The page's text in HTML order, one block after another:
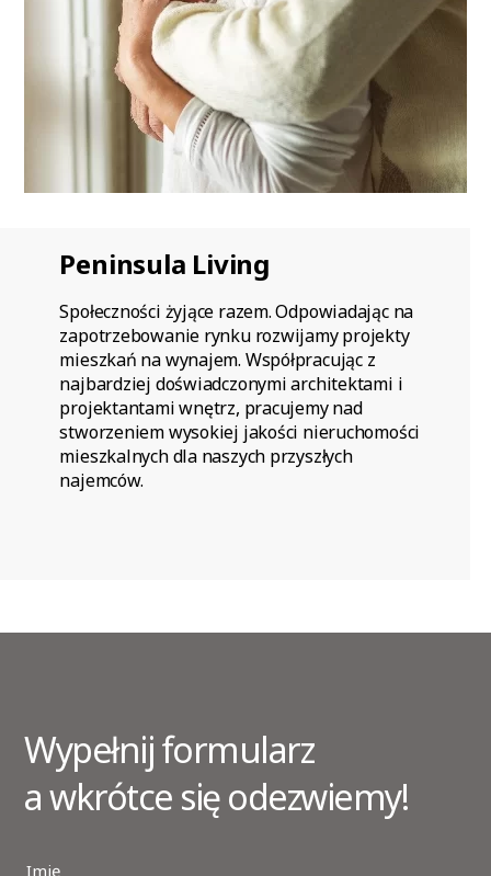
Peninsula Living
Społeczności żyjące razem. Odpowiadając na
zapotrzebowanie rynku rozwijamy projekty
mieszkań na wynajem. Współpracując z
najbardziej doświadczonymi architektami i
projektantami wnętrz, pracujemy nad
stworzeniem wysokiej jakości nieruchomości
mieszkalnych dla naszych przyszłych
najemców.
Wypełnij formularz
a wkrótce się odezwiemy!